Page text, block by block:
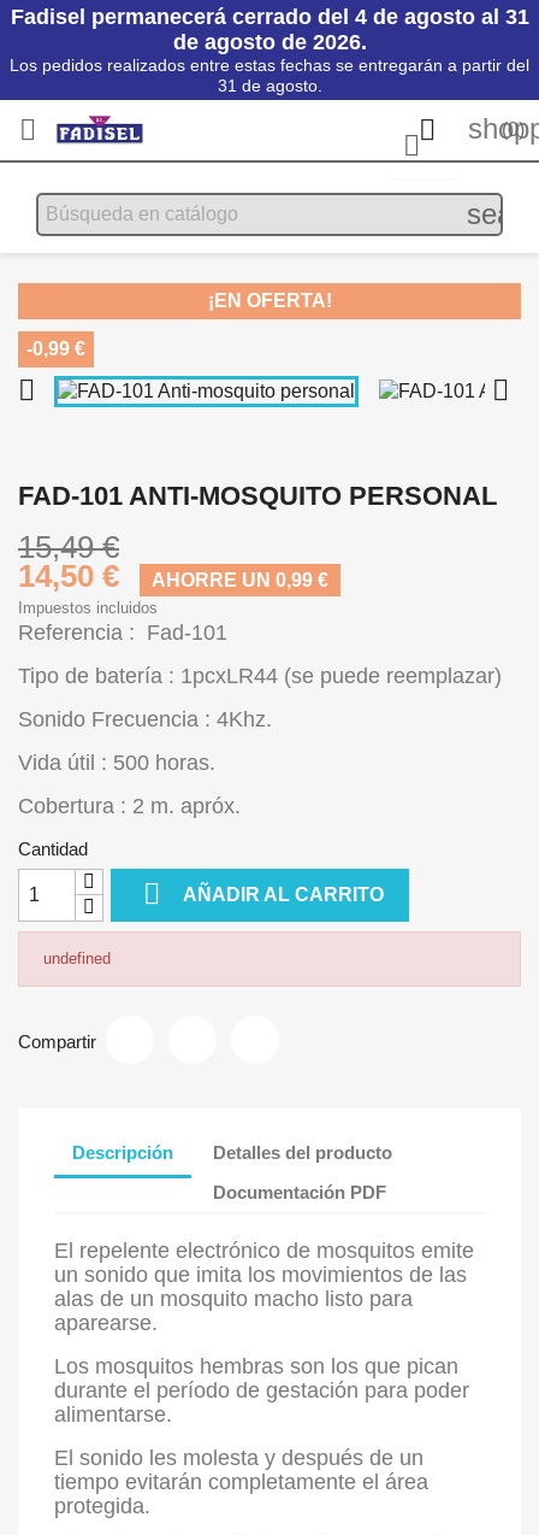
Fadisel permanecerá cerrado del 4 de agosto al 31
de agosto de 2026.
Los pedidos realizados entre estas fechas se entregarán a partir del
31 de agosto.

 (0)

¡EN OFERTA!
-0,99 €
 
FAD-101 ANTI-MOSQUITO PERSONAL
15,49 €
14,50 €
AHORRE UN 0,99 €
Impuestos incluidos
Referencia : Fad-101
Tipo de batería : 1pcxLR44 (se puede reemplazar)
Sonido Frecuencia : 4Khz.
Vida útil : 500 horas.
Cobertura : 2 m. apróx.
Cantidad
 AÑADIR AL CARRITO
undefined
Compartir
Descripción
Detalles del producto
Documentación PDF
El repelente electrónico de mosquitos emite
un sonido que imita los movimientos de las
alas de un mosquito macho listo para
aparearse.
Los mosquitos hembras son los que pican
durante el período de gestación para poder
alimentarse.
El sonido les molesta y después de un
tiempo evitarán completamente el área
protegida.